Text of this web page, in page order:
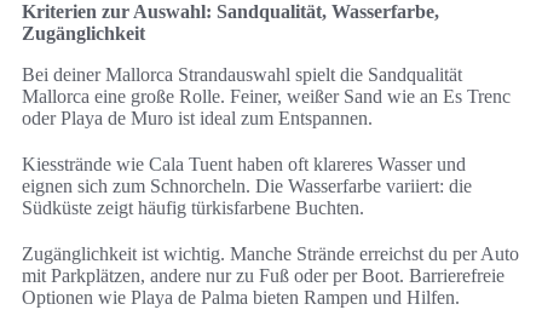
Kriterien zur Auswahl: Sandqualität, Wasserfarbe,
Zugänglichkeit
Bei deiner Mallorca Strandauswahl spielt die Sandqualität
Mallorca eine große Rolle. Feiner, weißer Sand wie an Es Trenc
oder Playa de Muro ist ideal zum Entspannen.
Kiesstrände wie Cala Tuent haben oft klareres Wasser und
eignen sich zum Schnorcheln. Die Wasserfarbe variiert: die
Südküste zeigt häufig türkisfarbene Buchten.
Zugänglichkeit ist wichtig. Manche Strände erreichst du per Auto
mit Parkplätzen, andere nur zu Fuß oder per Boot. Barrierefreie
Optionen wie Playa de Palma bieten Rampen und Hilfen.